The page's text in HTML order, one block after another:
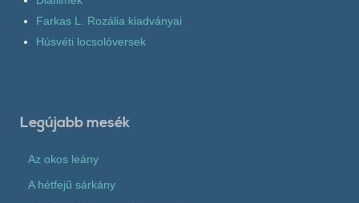
Farkas L. Rozália kiadványai
Húsvéti locsolóversek
Legújabb mesék
Az okos leány
A hétfejű sárkány